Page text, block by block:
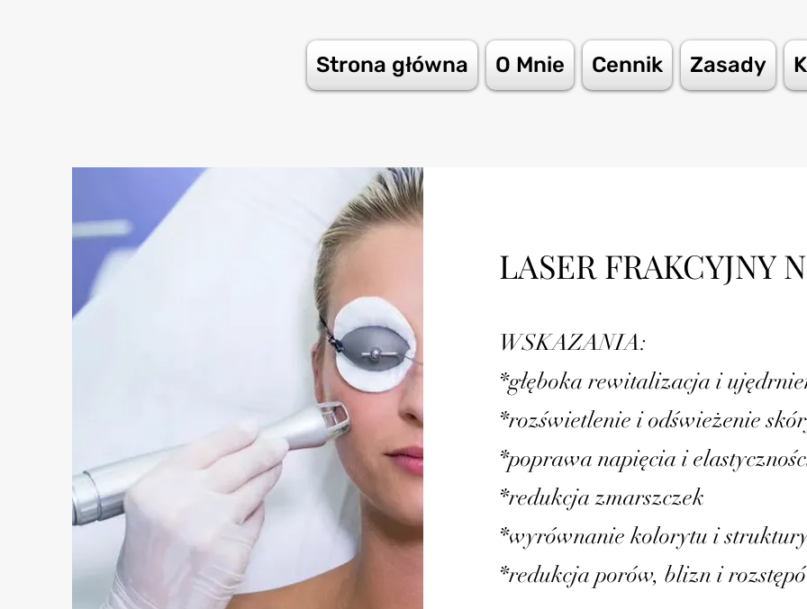
Strona główna O Mnie Cennik Zasady
LASER FRAKCYJNY
WSKAZANIA:
*głęboka rewitalizacja i
*rozświetlenie i odświeżenie
*poprawa napięcia i
*redukcja zmarszczek
*wyrównanie kolorytu i
*redukcja porów, blizn i